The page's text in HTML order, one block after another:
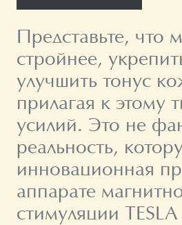
Представьте, что
стройнее,
улучшить тонус
прилагая к этому
усилий. Это не
реальность,
инновационная
аппарате
стимуляции